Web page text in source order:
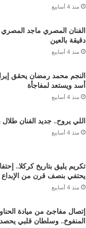
منذ 4 أسابيع
الفنان المصري ماجد
دقيقة بالعين
منذ 4 أسابيع
النجم محمد رمضان يحقق
أسد ويستعد لمفاجأة
منذ 4 أسابيع
اللي يروح.. جديد الفنان
منذ 4 أسابيع
تكريم يليق بتاريخ كركلا..
يحتفي بنصف قرن من الإبداع
منذ 4 أسابيع
إتصال مفاجئ من ميادة
المنفوخ.. وسلطان قلبي يحصد